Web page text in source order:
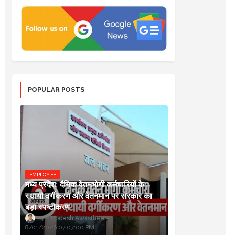
POPULAR POSTS
EMPLOYEE
मध्य प्रदेश: दैनिक वेतनभोगी कर्मचारियों के
स्थायी वर्गीकरण और वेतनमान पर सरकार का
बड़ा स्पष्टीकरण
Updesh Awasthee
8/01/2026 07:07:00 PM